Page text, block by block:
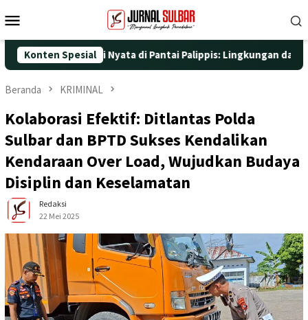
ke
Mobile
Konten Spesial
dengan Aksi Nyata di Pantai Palippis: Lingkungan dan
Beranda KRIMINAL
Kolaborasi Efektif: Ditlantas Polda
Sulbar dan BPTD Sukses Kendalikan
Kendaraan Over Load, Wujudkan Budaya
Disiplin dan Keselamatan
Redaksi
22 Mei 2025